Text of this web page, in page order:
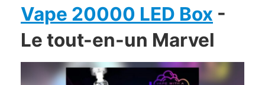
Vape 20000 LED Box -
Le tout-en-un Marvel